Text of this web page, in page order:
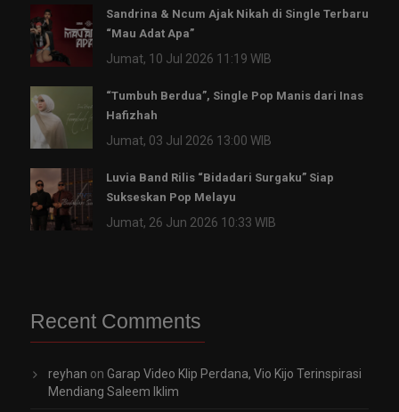
Sandrina & Ncum Ajak Nikah di Single Terbaru
“Mau Adat Apa”
Jumat, 10 Jul 2026 11:19 WIB
“Tumbuh Berdua”, Single Pop Manis dari Inas
Hafizhah
Jumat, 03 Jul 2026 13:00 WIB
Luvia Band Rilis “Bidadari Surgaku” Siap
Sukseskan Pop Melayu
Jumat, 26 Jun 2026 10:33 WIB
Recent Comments
reyhan on Garap Video Klip Perdana, Vio Kijo Terinspirasi
Mendiang Saleem Iklim